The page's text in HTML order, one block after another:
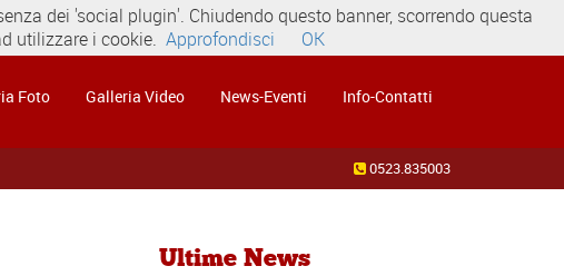
Foto Galleria Video News-Eventi Info-Contatti
0523.835003
Ultime News
dei 'social plugin'. Chiudendo questo banner, scorrendo questa
utilizzare i cookie. Approfondisci OK